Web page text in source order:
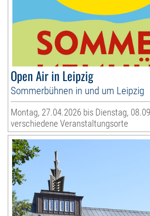
Open Air in Leipzig
Sommerbühnen in und um Leipzig
Montag, 27.04.2026 bis Dienstag,
verschiedene Veranstaltungsorte